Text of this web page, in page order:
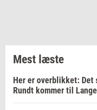
Mest læste
Her er overblikket: Det
Rundt kommer til